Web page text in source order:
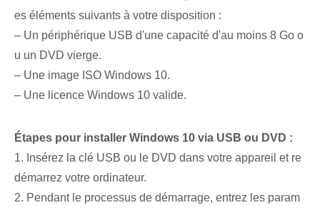
es éléments suivants à votre disposition :
– Un périphérique USB d'une capacité d'au moins 8 Go o
u un DVD vierge.
– Une image ISO Windows 10.
– Une licence Windows 10 valide.
Étapes pour installer Windows 10 via USB ou DVD :
1. Insérez la clé USB ou le DVD dans votre appareil et re
démarrez votre ordinateur.
2. Pendant le processus de démarrage, entrez les param